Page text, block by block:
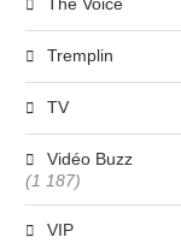
Tremplin
TV
Vidéo Buzz
(1 187)
VIP